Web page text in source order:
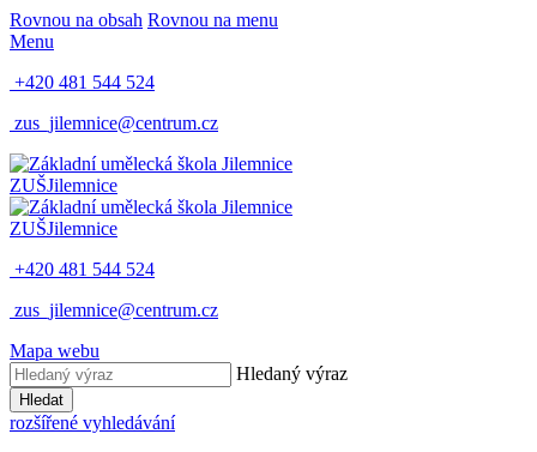
Rovnou na obsah Rovnou na menu
Menu
+420 481 544 524
zus_jilemnice@centrum.cz
ZUŠJilemnice
ZUŠJilemnice
+420 481 544 524
zus_jilemnice@centrum.cz
Mapa webu
Hledaný výraz
Hledat
rozšířené vyhledávání